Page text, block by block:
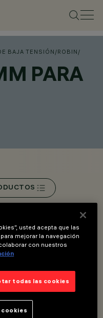
BAJA TENSIÓN /ROBIN /
PARA
con adaptador para
A).
presión con sistema de
permite ajustar
usted acepta que las
mejorar la navegación
con nuestros
todas las cookies
cookies